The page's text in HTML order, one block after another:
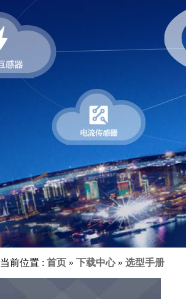
当前位置 : 首页 » 下载中心» 选型手册